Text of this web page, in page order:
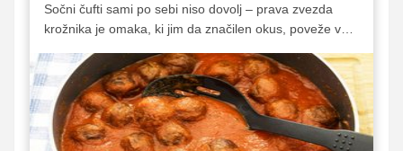
Sočni čufti sami po sebi niso dovolj – prava zvezda
krožnika je omaka, ki jim da značilen okus, poveže vse
pripraviti dobro omako za čufte, na kaj moramo biti pri
kuhanju pozorni in kako jo nadgradimo, da bo
navdušila čisto vsakega?